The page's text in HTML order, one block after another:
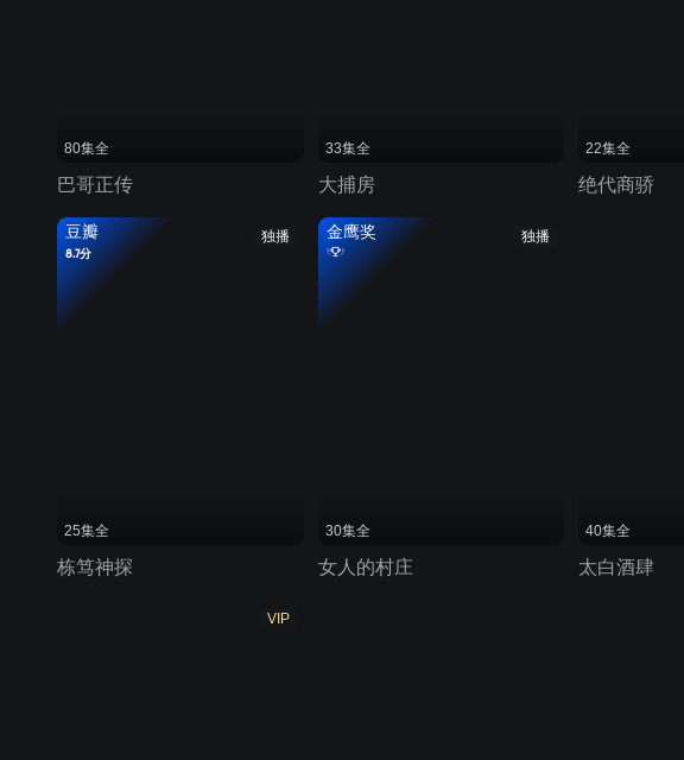
80集全
巴哥正传
33集全
大捕房
22集全
绝代商骄
独播
豆瓣
8.7分
25集全
栋笃神探
独播
金鹰奖
30集全
女人的村庄
40集全
太白酒肆
VIP